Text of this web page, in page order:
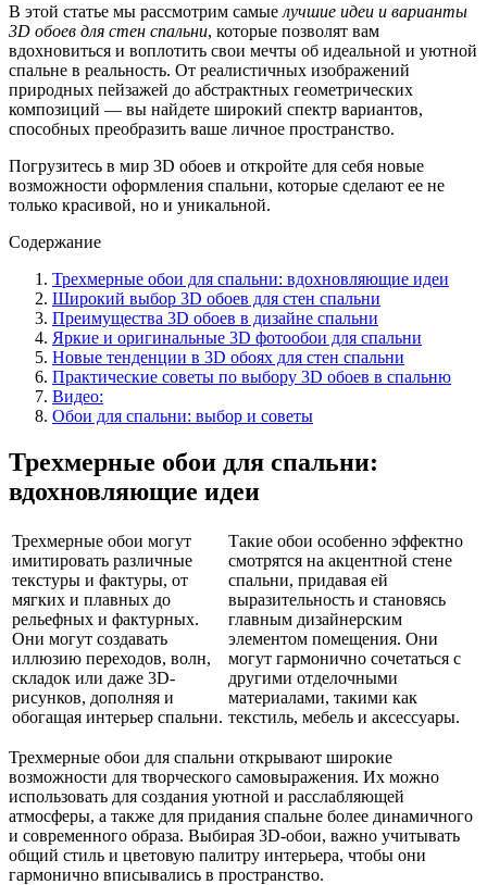
В этой статье мы рассмотрим самые лучшие идеи и варианты
3D обоев для стен спальни, которые позволят вам
вдохновиться и воплотить свои мечты об идеальной и уютной
спальне в реальность. От реалистичных изображений
природных пейзажей до абстрактных геометрических
композиций — вы найдете широкий спектр вариантов,
способных преобразить ваше личное пространство.
Погрузитесь в мир 3D обоев и откройте для себя новые
возможности оформления спальни, которые сделают ее не
только красивой, но и уникальной.
Содержание
Трехмерные обои для спальни: вдохновляющие идеи
Широкий выбор 3D обоев для стен спальни
Преимущества 3D обоев в дизайне спальни
Яркие и оригинальные 3D фотообои для спальни
Новые тенденции в 3D обоях для стен спальни
Практические советы по выбору 3D обоев в спальню
Видео:
Обои для спальни: выбор и советы
Трехмерные обои для спальни:
вдохновляющие идеи
Трехмерные обои могут
имитировать различные
текстуры и фактуры, от
мягких и плавных до
рельефных и фактурных.
Они могут создавать
иллюзию переходов, волн,
складок или даже 3D-
рисунков, дополняя и
обогащая интерьер спальни.
Такие обои особенно эффектно
смотрятся на акцентной стене
спальни, придавая ей
выразительность и становясь
главным дизайнерским
элементом помещения. Они
могут гармонично сочетаться с
другими отделочными
материалами, такими как
текстиль, мебель и аксессуары.
Трехмерные обои для спальни открывают широкие
возможности для творческого самовыражения. Их можно
использовать для создания уютной и расслабляющей
атмосферы, а также для придания спальне более динамичного
и современного образа. Выбирая 3D-обои, важно учитывать
общий стиль и цветовую палитру интерьера, чтобы они
гармонично вписывались в пространство.